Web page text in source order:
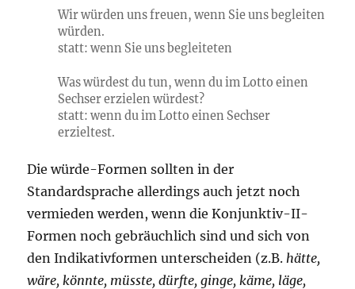
Wir würden uns freuen, wenn Sie uns begleiten
würden.
statt: wenn Sie uns begleiteten
Was würdest du tun, wenn du im Lotto einen
Sechser erzielen würdest?
statt: wenn du im Lotto einen Sechser
erzieltest.
Die würde-Formen sollten in der
Standardsprache allerdings auch jetzt noch
vermieden werden, wenn die Konjunktiv-II-
Formen noch gebräuchlich sind und sich von
den Indikativformen unterscheiden (z.B. hätte,
wäre, könnte, müsste, dürfte, ginge, käme, läge,